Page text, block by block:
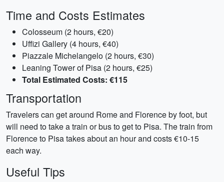
Time and Costs Estimates
Colosseum (2 hours, €20)
Uffizi Gallery (4 hours, €40)
Piazzale Michelangelo (2 hours, €30)
Leaning Tower of Pisa (2 hours, €25)
Total Estimated Costs: €115
Transportation
Travelers can get around Rome and Florence by foot, but
will need to take a train or bus to get to Pisa. The train from
Florence to Pisa takes about an hour and costs €10-15
each way.
Useful Tips